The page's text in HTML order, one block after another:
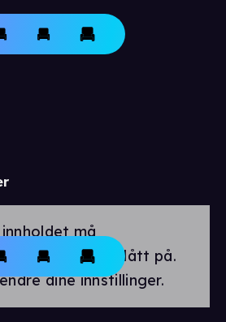
må
cookies være slått på.
dine innstillinger.